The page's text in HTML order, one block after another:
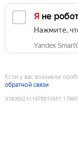
Я не
Нажмите,
Yandex
Если у вас возникли
обратной связи
9180692411978810581 :